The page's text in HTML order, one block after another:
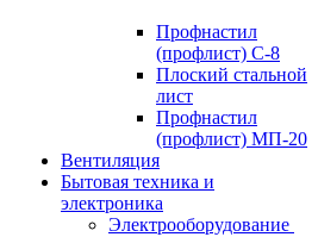
Профнастил
(профлист) С-8
Плоский стальной
лист
Профнастил
(профлист) МП-20
Вентиляция
Бытовая техника и
электроника
Электрооборудование